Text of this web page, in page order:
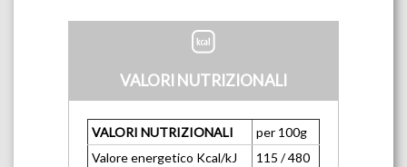
VALORI NUTRIZIONALI
VALORI NUTRIZIONALI
per 100g
Valore energetico Kcal/kJ
115 / 480